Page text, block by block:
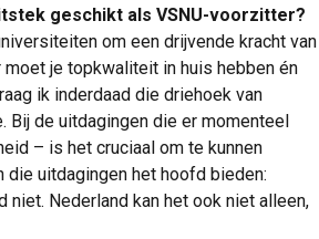
geschikt als VSNU-voorzitter?
om een drijvende kracht van
je topkwaliteit in huis hebben én
ik inderdaad die driehoek van
de uitdagingen die er momenteel
– is het cruciaal om te kunnen
die uitdagingen het hoofd bieden:
Nederland kan het ook niet alleen,